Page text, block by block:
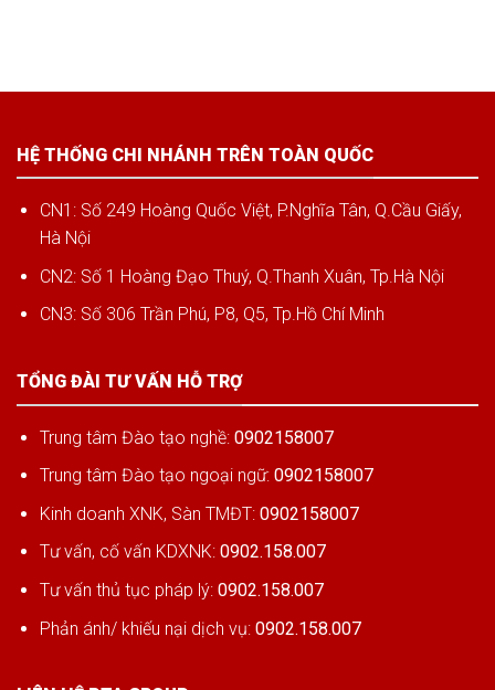
HỆ THỐNG CHI NHÁNH TRÊN TOÀN QUỐC
CN1: Số 249 Hoàng Quốc Việt, P.Nghĩa Tân, Q.Cầu Giấy,
Hà Nội
CN2: Số 1 Hoàng Đạo Thuý, Q.Thanh Xuân, Tp.Hà Nội
CN3: Số 306 Trần Phú, P8, Q5, Tp.Hồ Chí Minh
TỔNG ĐÀI TƯ VẤN HỖ TRỢ
Trung tâm Đào tạo nghề: 0902158007
Trung tâm Đào tạo ngoại ngữ: 0902158007
Kinh doanh XNK, Sàn TMĐT: 0902158007
Tư vấn, cố vấn KDXNK: 0902.158.007
Tư vấn thủ tục pháp lý: 0902.158.007
Phản ánh/ khiếu nại dịch vụ: 0902.158.007